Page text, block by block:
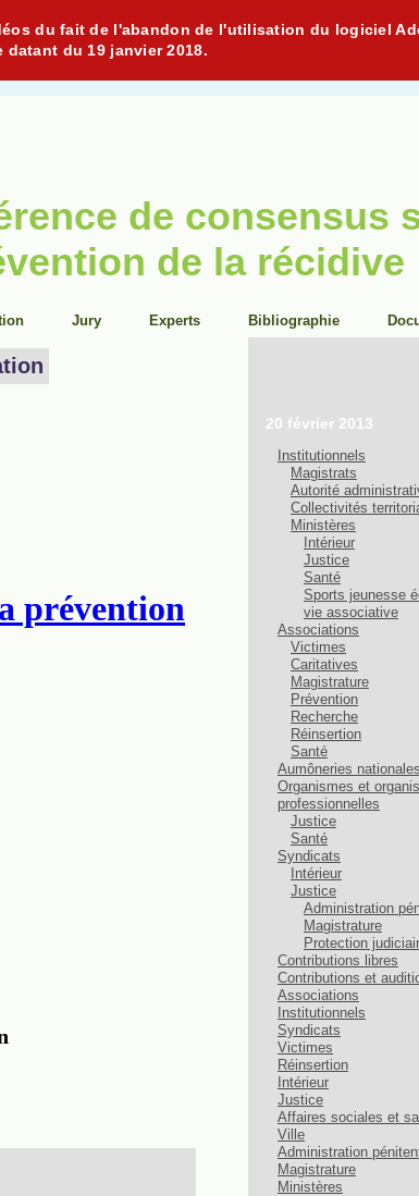
du fait de l'abandon de l'utilisation du logiciel
datant du 19 janvier 2018.
de consensus
de la récidive
Jury Experts Bibliographie
20 février 2013
Institutionnels
Magistrats
Autorité
Collectivités
Ministères
Intérieur
Justice
Santé
Sports jeunesse
vie associative
Associations
Victimes
Caritatives
Magistrature
Prévention
Recherche
Réinsertion
Santé
Aumôneries
Organismes et
professionnelles
Justice
Santé
Syndicats
Intérieur
Justice
Administration
Magistrature
Protection
Contributions libres
Contributions et
Associations
Institutionnels
Syndicats
Victimes
Réinsertion
Intérieur
Justice
Affaires sociales et
Ville
Administration
Magistrature
Ministères